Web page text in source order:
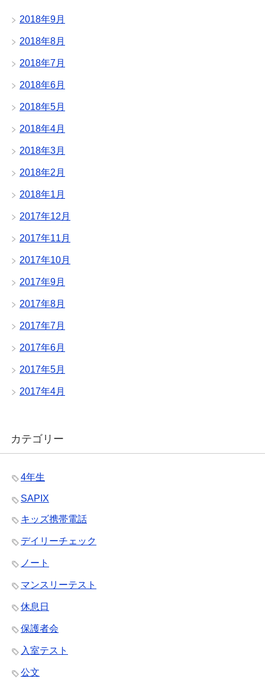
2018年9月
2018年8月
2018年7月
2018年6月
2018年5月
2018年4月
2018年3月
2018年2月
2018年1月
2017年12月
2017年11月
2017年10月
2017年9月
2017年8月
2017年7月
2017年6月
2017年5月
2017年4月
カテゴリー
4年生
SAPIX
キッズ携帯電話
デイリーチェック
ノート
マンスリーテスト
休息日
保護者会
入室テスト
公文